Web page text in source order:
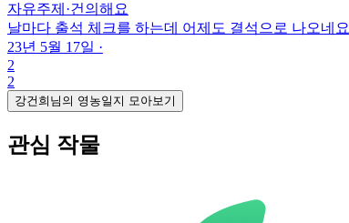
자유주제 ·건의해요
날마다 출석 체크를 하는데 어제도 결석으로 나오네요
23년 5월 17일 ·
2
2
강건희님의 영농일지 모아보기
관심 작물